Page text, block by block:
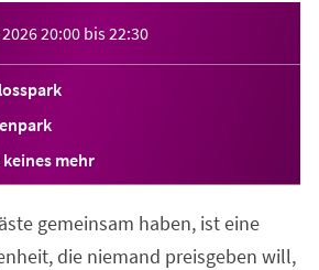
20:00 bis22:30
mehr
gemeinsam haben, ist eine
die niemand preisgeben will,